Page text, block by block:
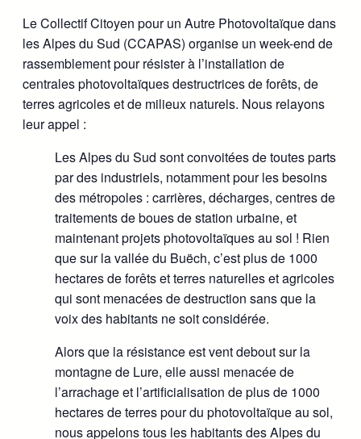
Le Collectif Citoyen pour un Autre Photovoltaïque dans
les Alpes du Sud (CCAPAS) organise un week-end de
rassemblement pour résister à l’installation de
centrales photovoltaïques destructrices de forêts, de
terres agricoles et de milieux naturels. Nous relayons
leur appel :
Les Alpes du Sud sont convoitées de toutes parts
par des industriels, notamment pour les besoins
des métropoles : carrières, décharges, centres de
traitements de boues de station urbaine, et
maintenant projets photovoltaïques au sol ! Rien
que sur la vallée du Buëch, c’est plus de 1000
hectares de forêts et terres naturelles et agricoles
qui sont menacées de destruction sans que la
voix des habitants ne soit considérée.
Alors que la résistance est vent debout sur la
montagne de Lure, elle aussi menacée de
l’arrachage et l’artificialisation de plus de 1000
hectares de terres pour du photovoltaïque au sol,
nous appelons tous les habitants des Alpes du